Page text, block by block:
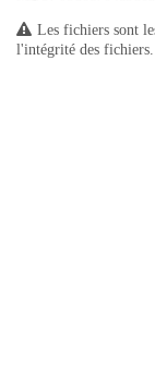
Les fichiers sont
l'intégrité des